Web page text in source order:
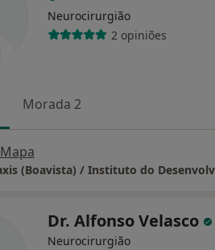
Neurocirurgião
2 opiniões
Morada 2
Mapa
Dr. Alfonso Velasco
Neurocirurgião